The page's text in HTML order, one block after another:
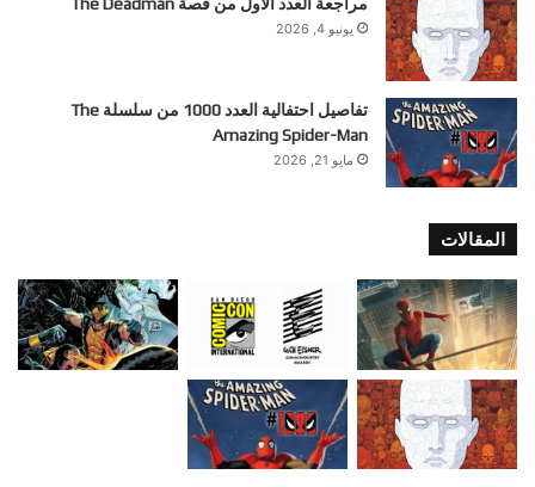
يونيو 4, 2026
تفاصيل احتفالية العدد 1000 من سلسلة The
Amazing Spider-Man
مايو 21, 2026
المقالات